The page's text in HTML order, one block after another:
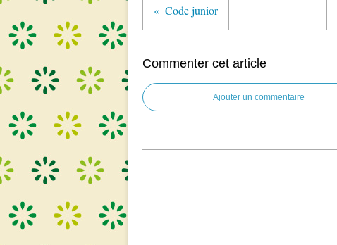
Code junior
Commenter cet article
Ajouter un commentaire